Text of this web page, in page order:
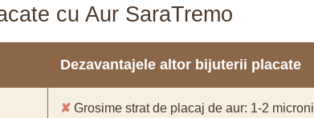
cu Aur SaraTremo
Dezavantajele altor bijuterii placate
✘ Grosime strat de placaj de aur: 1-2 microni